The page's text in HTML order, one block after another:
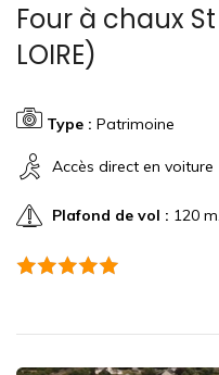
Four à chaux St
LOIRE)
Type : Patrimoine
Accès direct en voiture
Plafond de vol : 120